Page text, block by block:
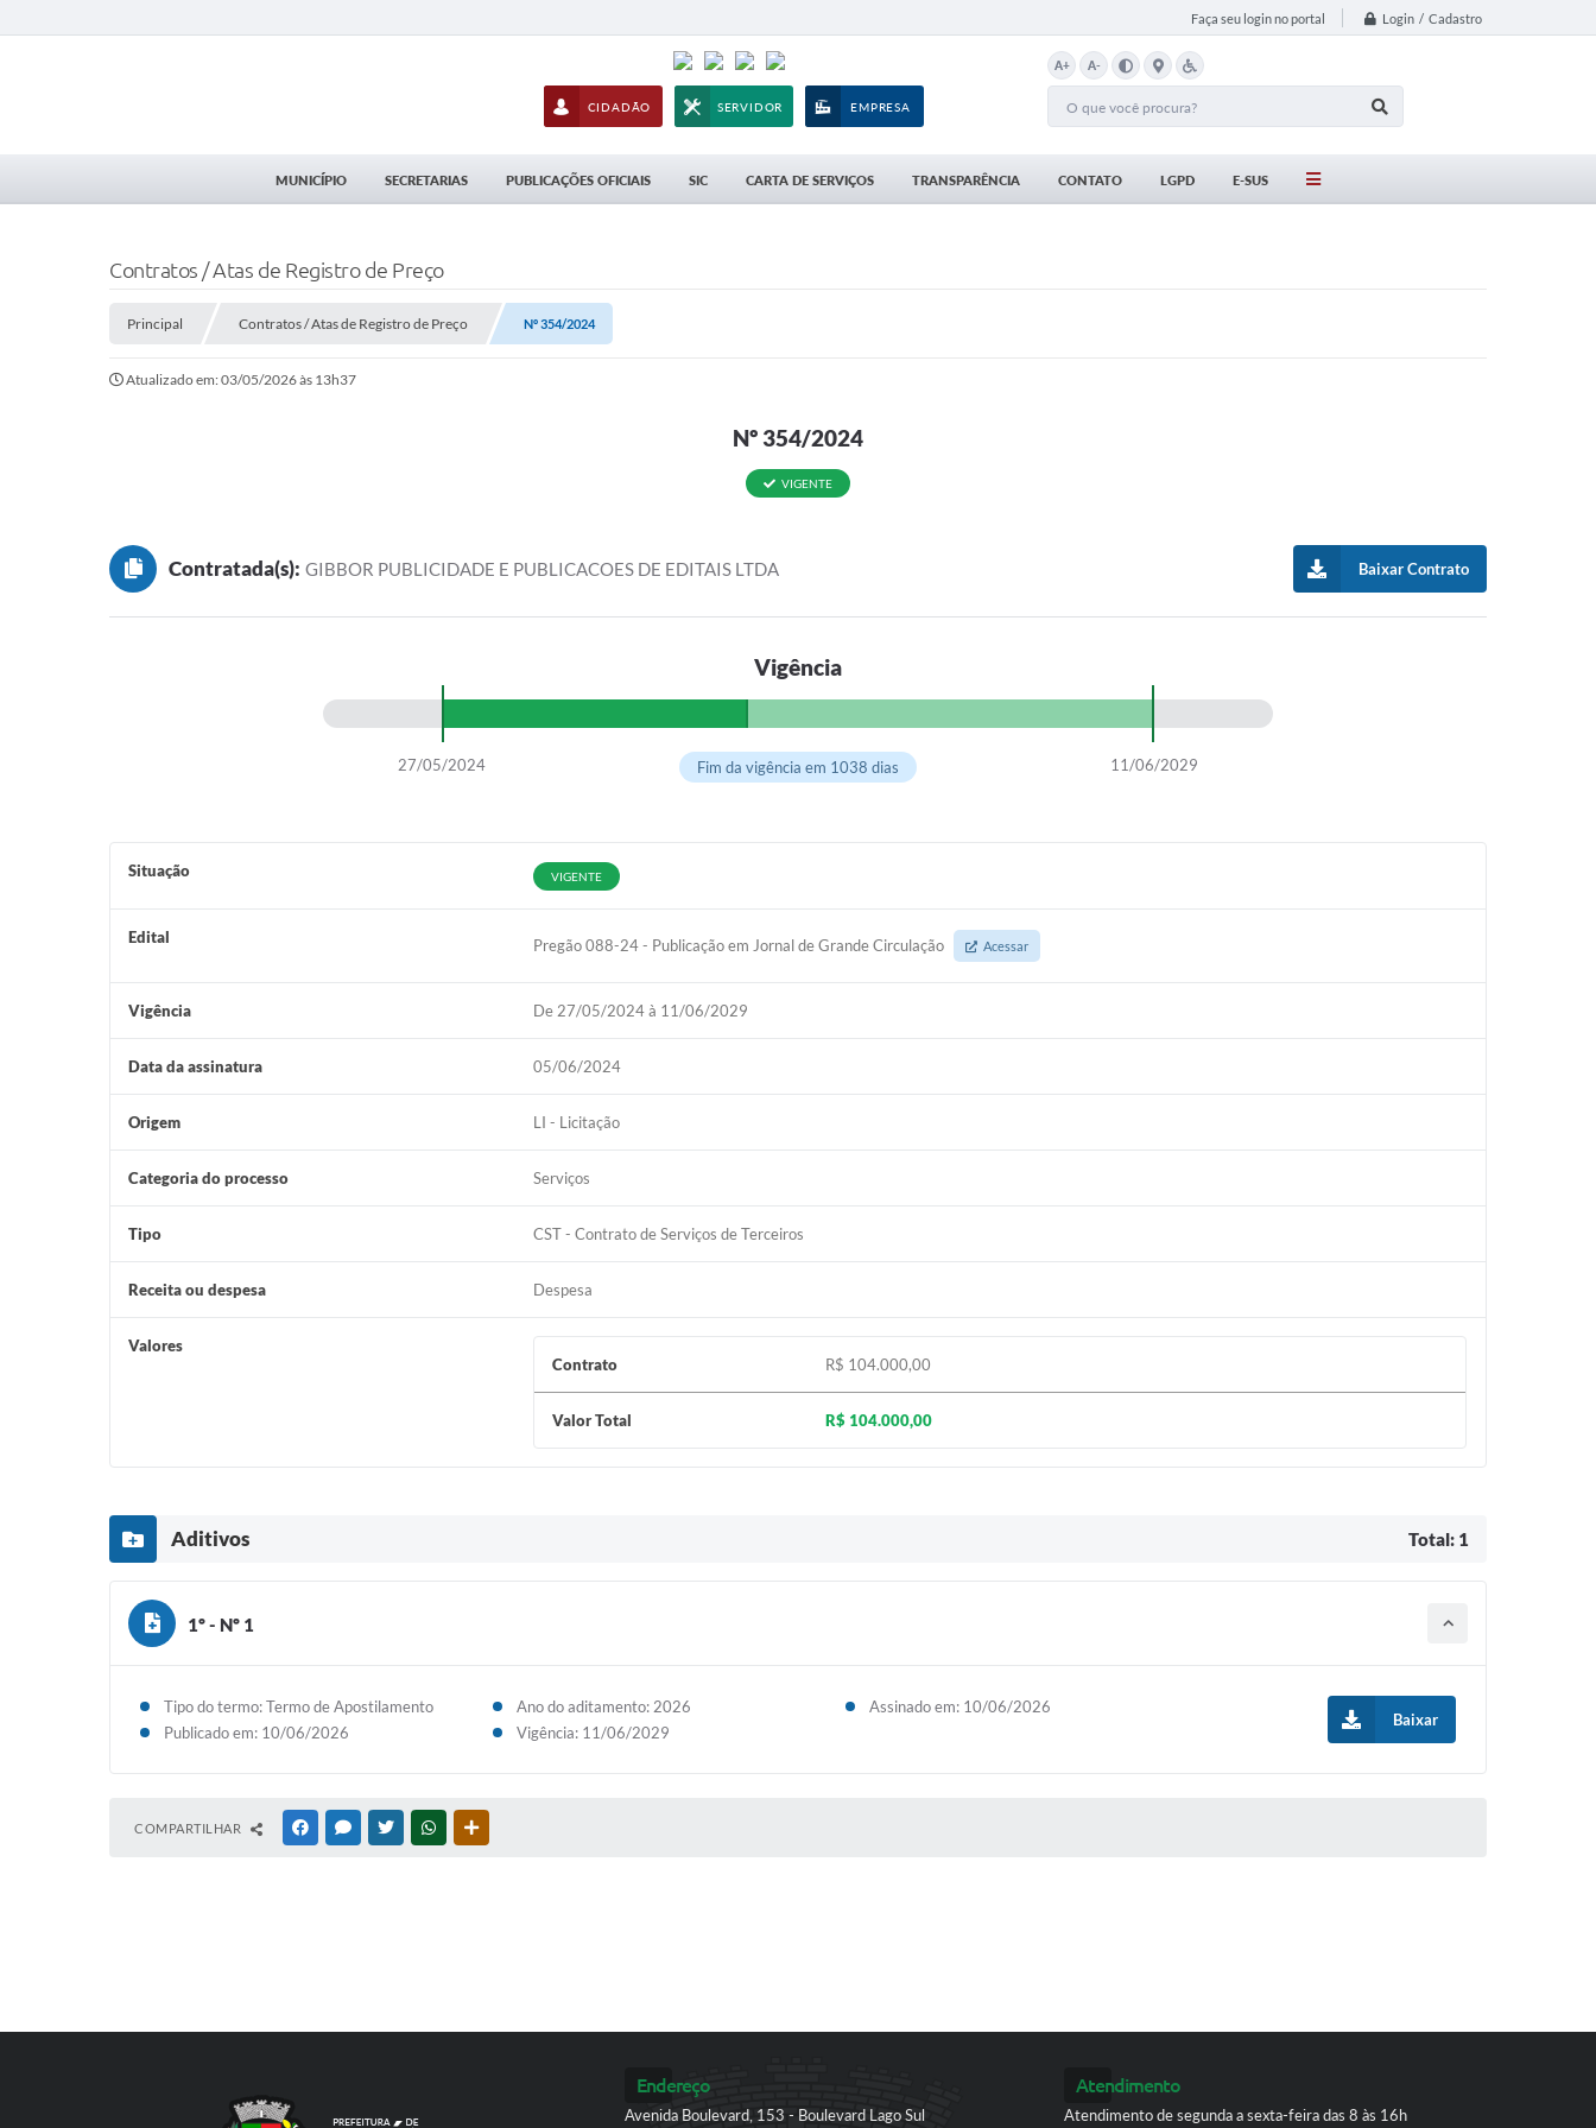
Faça seu login no portal Login / Cadastro
CIDADÃO SERVIDOR EMPRESA
A+ A-
MUNICÍPIO SECRETARIAS PUBLICAÇÕES OFICIAIS SIC CARTA DE SERVIÇOS TRANSPARÊNCIA CONTATO LGPD E-SUS
Contratos / Atas de Registro de Preço
Principal Contratos / Atas de Registro de Preço Nº 354/2024
Atualizado em: 03/05/2026 às 13h37
Nº 354/2024
VIGENTE
Contratada(s): GIBBOR PUBLICIDADE E PUBLICACOES DE EDITAIS LTDA Baixar Contrato
Vigência
27/05/2024 11/06/2029
Fim da vigência em 1038 dias
Situação VIGENTE
Edital Pregão 088-24 - Publicação em Jornal de Grande Circulação Acessar
Vigência De 27/05/2024 à 11/06/2029
Data da assinatura 05/06/2024
Origem LI - Licitação
Categoria do processo Serviços
Tipo CST - Contrato de Serviços de Terceiros
Receita ou despesa Despesa
Valores
Contrato
R$ 104.000,00
Valor Total R$ 104.000,00
Aditivos Total: 1
1º - Nº 1
Tipo do termo: Termo de Apostilamento Ano do aditamento: 2026
Assinado em: 10/06/2026
Publicado em: 10/06/2026
Vigência: 11/06/2029
Baixar
COMPARTILHAR FACEBOOKMESSENGER
TWITTERWHATSAPP
Endereço
Avenida Boulevard, 153 - Boulevard Lago Sul
Atendimento
Atendimento de segunda a sexta-feira das 8 às 16h